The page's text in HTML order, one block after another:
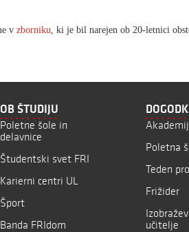
v zborniku, ki je bil narejen ob 20-letnici
OB ŠTUDIJU
Poletne šole in
delavnice
Študentski svet FRI
Karierni centri UL
Šport
Banda FRIdom
Poletna
Teden
Frižider
učitelje